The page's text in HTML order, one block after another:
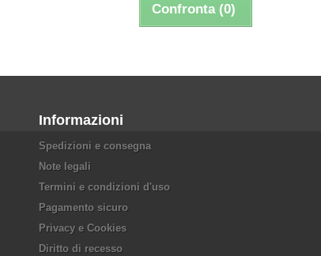
Confronta (0)
Informazioni
Spedizioni e consegna
Note legali
Termini e condizioni d'uso
Pagamento sicuro
Privacy e Cookies
Diritto di recesso